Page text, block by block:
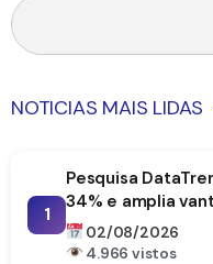
NOTICIAS MAIS LIDAS
1
Pesquisa
34% e amplia
da Paraíba
02/08/2026
4.966 vistos